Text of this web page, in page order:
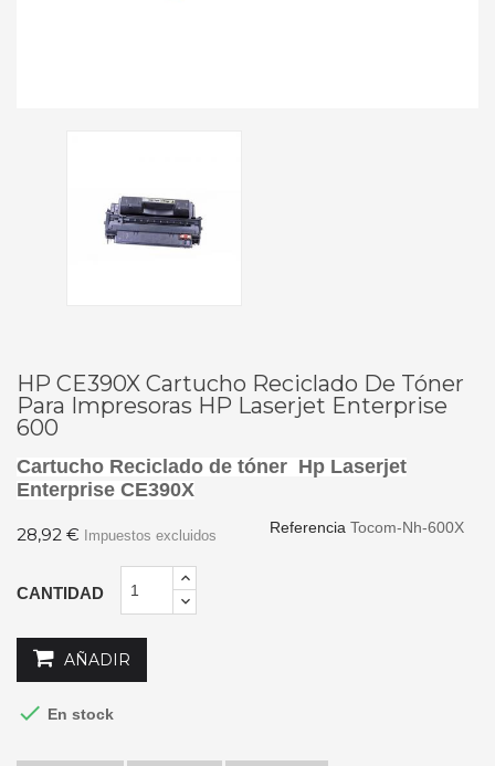
HP CE390X Cartucho Reciclado De Tóner
Para Impresoras HP Laserjet Enterprise
600
Cartucho Reciclado de tóner Hp Laserjet
Enterprise CE390X
Referencia Tocom-Nh-600X
28,92 € Impuestos excluidos
CANTIDAD
AÑADIR
 En stock